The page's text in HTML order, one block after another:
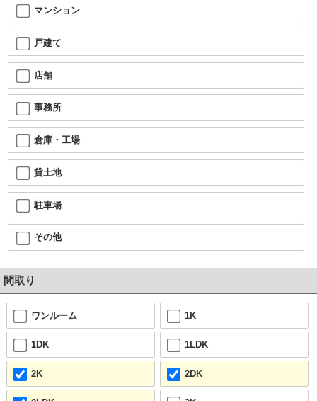
マンション
戸建て
店舗
事務所
倉庫・工場
貸土地
駐車場
その他
間取り
ワンルーム 1K
1DK 1LDK
2K 2DK